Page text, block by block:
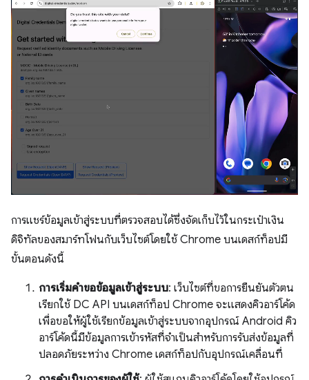
การแชร์ข้อมูลเข้าสู่ระบบที่ตรวจสอบได้ซึ่งจัดเก็บไว้ในกระเป๋าเงิน
ดิจิทัลของสมาร์ทโฟนกับเว็บไซต์โดยใช้ Chrome บนเดสก์ท็อปมี
ขั้นตอนดังนี้
การเริ่มคําขอข้อมูลเข้าสู่ระบบ: เว็บไซต์ที่ขอการยืนยันตัวตน
เรียกใช้ DC API บนเดสก์ท็อป Chrome จะแสดงคิวอาร์โค้ด
เพื่อขอให้ผู้ใช้เรียกข้อมูลเข้าสู่ระบบจากอุปกรณ์ Android คิว
อาร์โค้ดนี้มีข้อมูลการเข้ารหัสที่จำเป็นสำหรับการรับส่งข้อมูลที่
ปลอดภัยระหว่าง Chrome เดสก์ท็อปกับอุปกรณ์เคลื่อนที่